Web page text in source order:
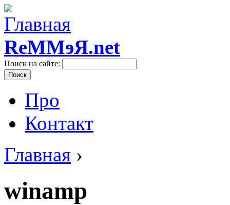
ReMMɘЯ.net
Поиск на сайте:
Про
Контакт
Главная ›
winamp